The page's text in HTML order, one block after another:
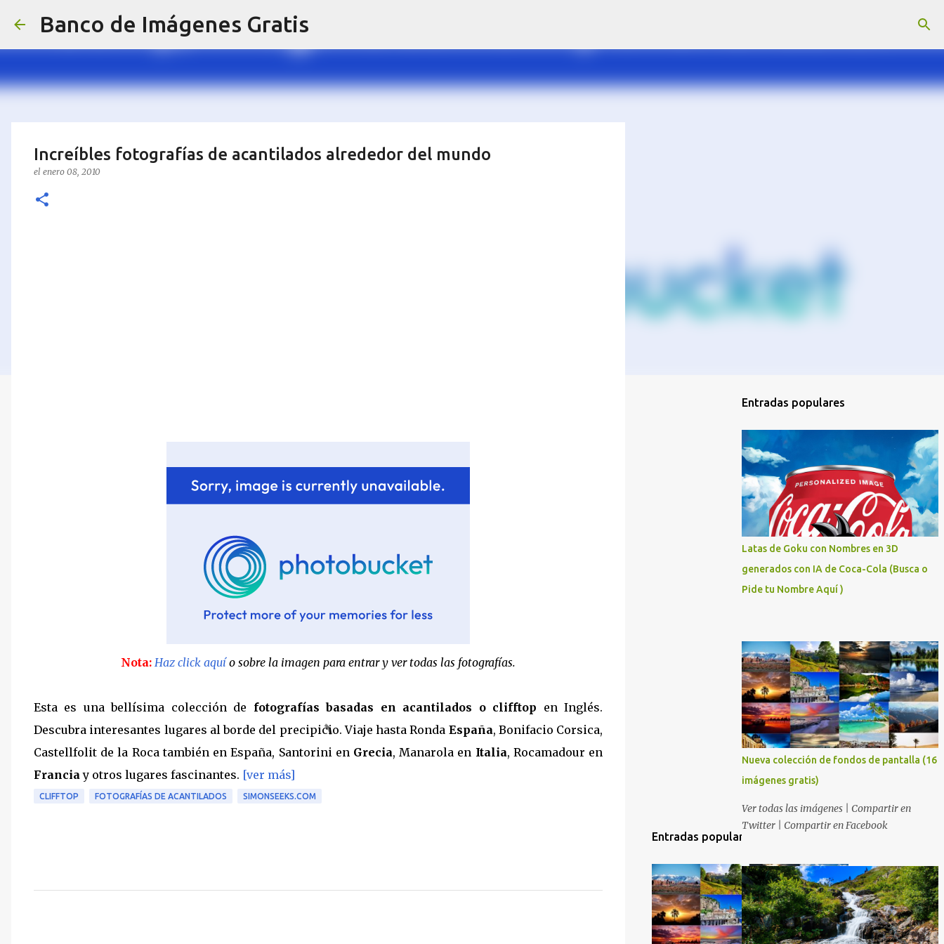
Banco de Imágenes Gratis
Increíbles fotografías de acantilados alrededor del mundo
el enero 08, 2010
Nota: Haz click aquío sobre la imagen para entrar y ver todas las fotografías.
Esta es una bellísima colección de fotografías basadas en acantilados o clifftop en Inglés.
Descubra interesantes lugares al borde del precipicio. Viaje hasta Ronda España, Bonifacio Corsica,
Castellfolit de la Roca también en España, Santorini en Grecia, Manarola en Italia, Rocamadour en
Franciay otros lugares fascinantes. [ver más]
CLIFFTOP FOTOGRAFÍAS DE ACANTILADOS SIMONSEEKS.COM
Entradas populares
Entradas populares
Latas de Goku con Nombres en 3D
generados con IA de Coca-Cola (Busca o
Pide tu Nombre Aquí )
Nueva colección de fondos de pantalla (16
imágenes gratis)
Ver todas las imágenes | Compartir en
Twitter | Compartir en Facebook